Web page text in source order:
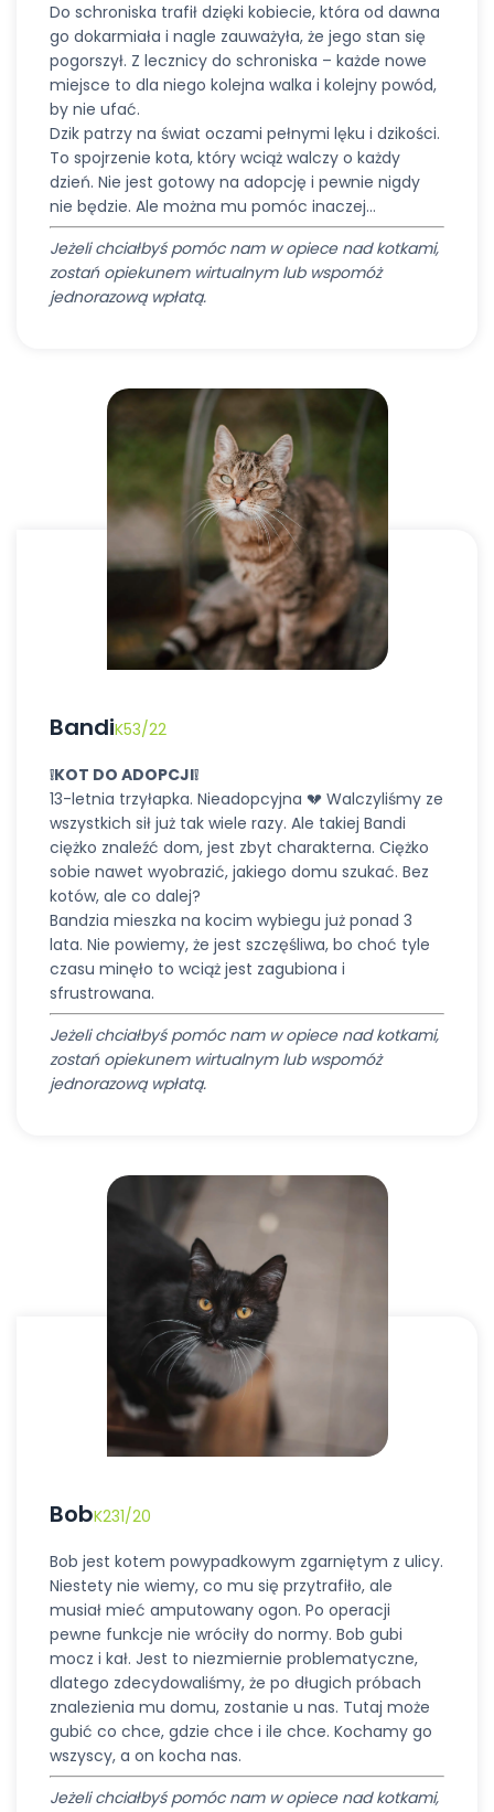
Do schroniska trafił dzięki kobiecie, która od dawna
go dokarmiała i nagle zauważyła, że jego stan się
pogorszył. Z lecznicy do schroniska – każde nowe
miejsce to dla niego kolejna walka i kolejny powód,
by nie ufać.
Dzik patrzy na świat oczami pełnymi lęku i dzikości.
To spojrzenie kota, który wciąż walczy o każdy
dzień. Nie jest gotowy na adopcję i pewnie nigdy
nie będzie. Ale można mu pomóc inaczej…
Jeżeli chciałbyś pomóc nam w opiece nad kotkami,
zostań opiekunem wirtualnym lub wspomóż
jednorazową wpłatą.
BandiK53/22
❕KOT DO ADOPCJI❕
13-letnia trzyłapka. Nieadopcyjna 💔 Walczyliśmy ze
wszystkich sił już tak wiele razy. Ale takiej Bandi
ciężko znaleźć dom, jest zbyt charakterna. Ciężko
sobie nawet wyobrazić, jakiego domu szukać. Bez
kotów, ale co dalej?
Bandzia mieszka na kocim wybiegu już ponad 3
lata. Nie powiemy, że jest szczęśliwa, bo choć tyle
czasu minęło to wciąż jest zagubiona i
sfrustrowana.
Jeżeli chciałbyś pomóc nam w opiece nad kotkami,
zostań opiekunem wirtualnym lub wspomóż
jednorazową wpłatą.
BobK231/20
Bob jest kotem powypadkowym zgarniętym z ulicy.
Niestety nie wiemy, co mu się przytrafiło, ale
musiał mieć amputowany ogon. Po operacji
pewne funkcje nie wróciły do normy. Bob gubi
mocz i kał. Jest to niezmiernie problematyczne,
dlatego zdecydowaliśmy, że po długich próbach
znalezienia mu domu, zostanie u nas. Tutaj może
gubić co chce, gdzie chce i ile chce. Kochamy go
wszyscy, a on kocha nas.
Jeżeli chciałbyś pomóc nam w opiece nad kotkami,